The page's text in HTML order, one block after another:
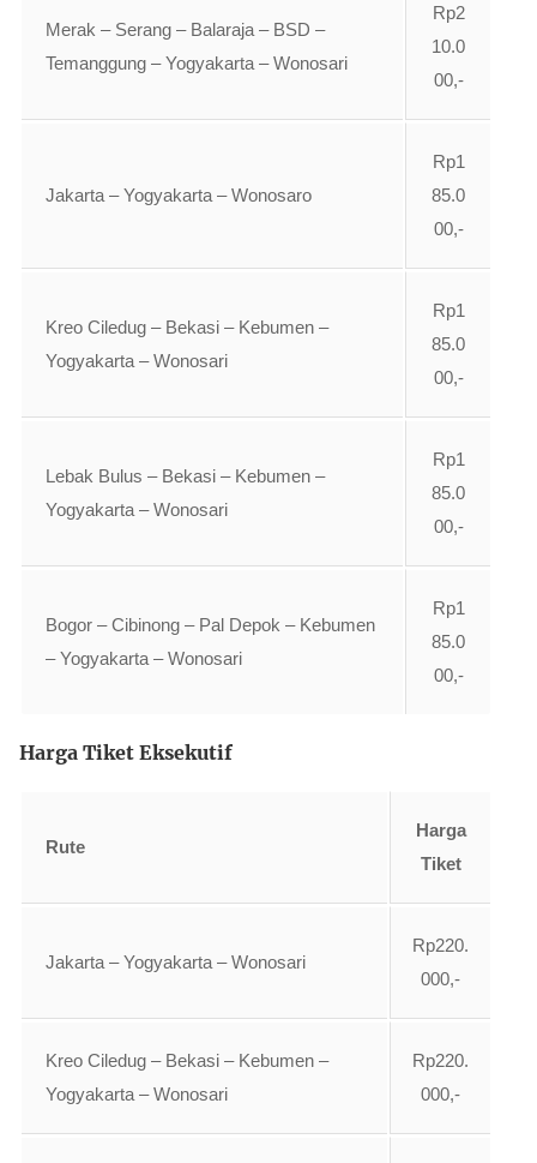
Merak – Serang – Balaraja – BSD –
Temanggung – Yogyakarta – Wonosari
Rp2
10.0
00,-
Jakarta – Yogyakarta – Wonosaro
Rp1
85.0
00,-
Kreo Ciledug – Bekasi – Kebumen –
Yogyakarta – Wonosari
Rp1
85.0
00,-
Lebak Bulus – Bekasi – Kebumen –
Yogyakarta – Wonosari
Rp1
85.0
00,-
Bogor – Cibinong – Pal Depok – Kebumen
– Yogyakarta – Wonosari
Rp1
85.0
00,-
Harga Tiket Eksekutif
Rute
Harga
Tiket
Jakarta – Yogyakarta – Wonosari
Rp220.
000,-
Kreo Ciledug – Bekasi – Kebumen –
Yogyakarta – Wonosari
Rp220.
000,-